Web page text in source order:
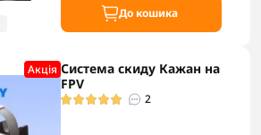
До кошика
Акцiя Система скиду Кажан на
FPV
2